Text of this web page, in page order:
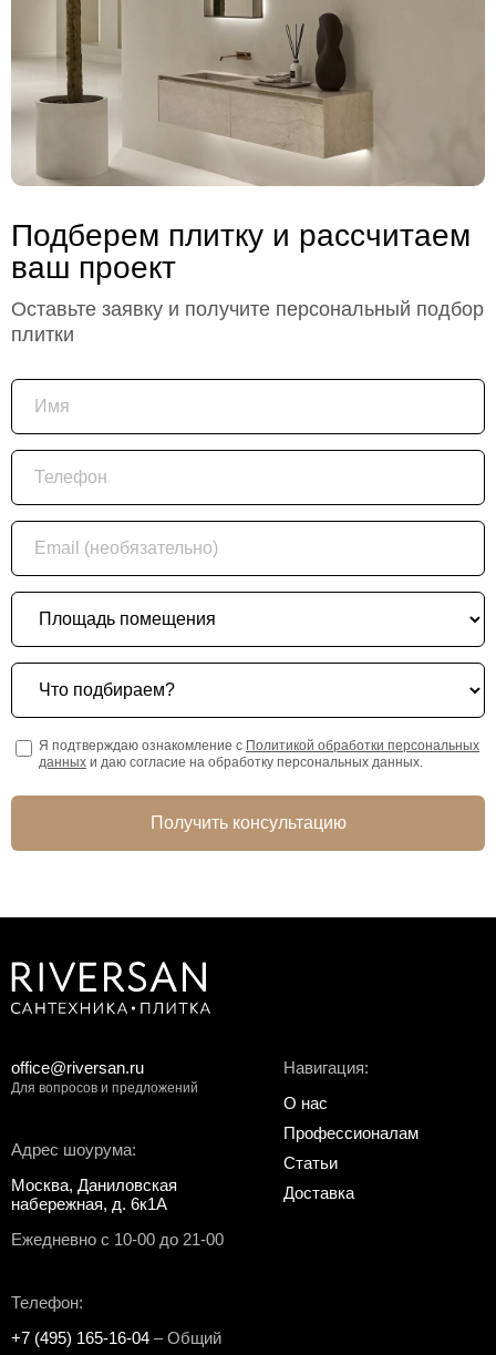
Подберем плитку и рассчитаем
ваш проект
Оставьте заявку и получите персональный подбор
плитки
Имя
Телефон
Email (необязательно)
Площадь помещения
Что подбираем?
Я подтверждаю ознакомление с Политикой обработки персональных
данных и даю согласие на обработку персональных данных.
Получить консультацию
Адрес шоурума:
Москва, Даниловская
набережная, д. 6к1А
Ежедневно с 10-00 до 21-00
Телефон:
+7 (495) 165-16-04 – Общий
Навигация:
О нас
Профессионалам
Статьи
Доставка
office@riversan.ru
Для вопросов и предложений